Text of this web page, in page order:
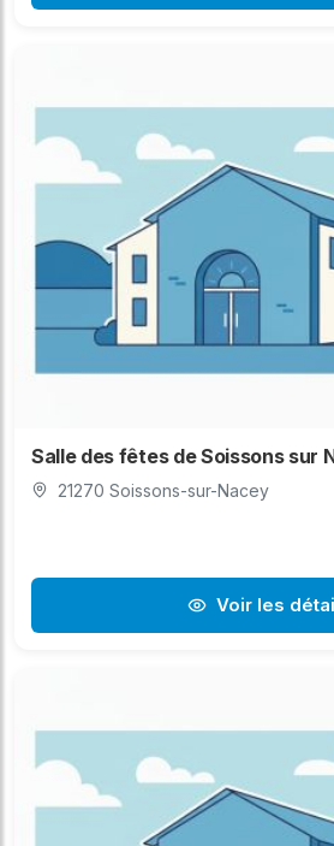
Salle des fêtes de Soissons sur
21270 Soissons-sur-Nacey
Voir les